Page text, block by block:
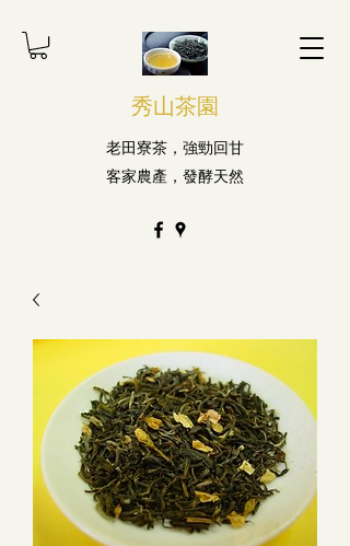
秀山茶園
老田寮茶，強勁回甘
客家農產，發酵天然